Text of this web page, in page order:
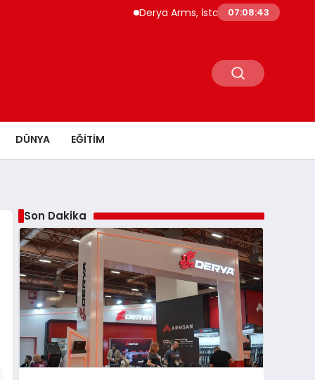
Derya Arms, İstanbul Prohunt 2026’da
07:08:44
DÜNYA EĞITIM
Son Dakika